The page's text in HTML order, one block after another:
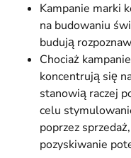
Kampanie marki
na budowaniu
budują
Chociaż
koncentrują się
stanowią raczej
celu
poprzez
pozyskiwanie